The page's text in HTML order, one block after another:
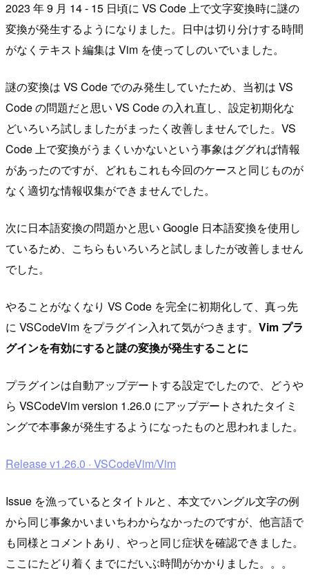
2023 年 9 月 14 - 15 日頃に VS Code 上で文字変換時に謎の
変換が発生するようになりました。日中は切り分けする時間
がなくテキスト編集は Vim を使ってしのいでいました。
謎の変換は VS Code でのみ発生していたため、当初は VS
Code の問題だと思い VS Code の入れ直し、設定初期化な
どいろいろ試しましたがまったく改善しませんでした。VS
Code 上で変換がうまくいかないという事象はググれば情報
があったのですが、どれもこれも今回のケースと同じものが
なく適切な情報収集ができませんでした。
次に日本語変換の問題かと思い Google 日本語変換を使用し
ているため、こちらもいろいろと試しましたが改善しません
でした。
やることがなくなり VS Code を完全に初期化して、真っ先
に VSCodeVim をプラグイン入れて気がつきます。 Vim プラ
グインを有効にすると謎の変換が発生することに
プラグインは自動アップデートする設定でしたので、どうや
ら VSCodeVim version 1.26.0 にアップデートされたタイミ
ングで本事象が発生するようになったものと思われました。
Release v1.26.0 · VSCodeVim/Vim
Issue を漁っているとタイトルと、本文でハングル文字の例
から同じ事象かいまいちわからなかったのですが、他言語で
も同様とコメントあり、やっと同じ症状を確認できました。
ここにたどり着くまでにだいぶ時間がかかりました。。。